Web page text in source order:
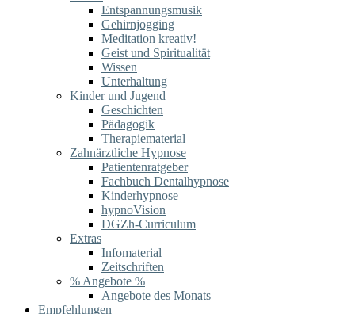
Entspannungsmusik
Gehirnjogging
Meditation kreativ!
Geist und Spiritualität
Wissen
Unterhaltung
Kinder und Jugend
Geschichten
Pädagogik
Therapiematerial
Zahnärztliche Hypnose
Patientenratgeber
Fachbuch Dentalhypnose
Kinderhypnose
hypnoVision
DGZh-Curriculum
Extras
Infomaterial
Zeitschriften
% Angebote %
Angebote des Monats
Empfehlungen